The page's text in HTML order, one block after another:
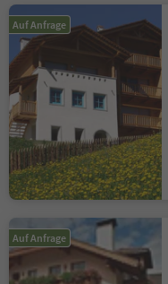
Auf Anfrage
Auf Anfrage